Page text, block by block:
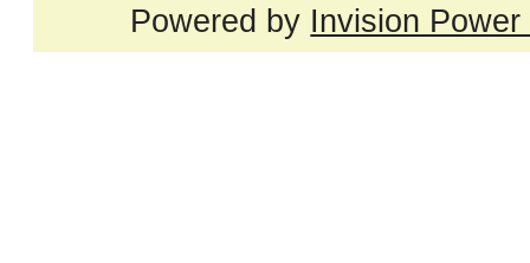
Powered by Invision Power